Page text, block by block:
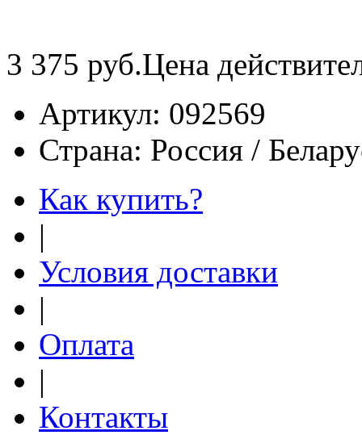
3 375 руб.Цена
Артикул: 092569
Страна: Россия /
Как купить?
|
Условия доставки
|
Оплата
|
Контакты